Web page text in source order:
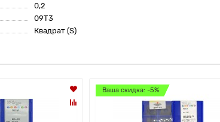
0,2
09T3
Квадрат (S)
Ваша скидка: -5%